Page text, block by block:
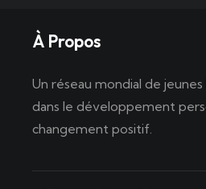
À Propos
Un réseau mondial de
dans le développement
changement positif.